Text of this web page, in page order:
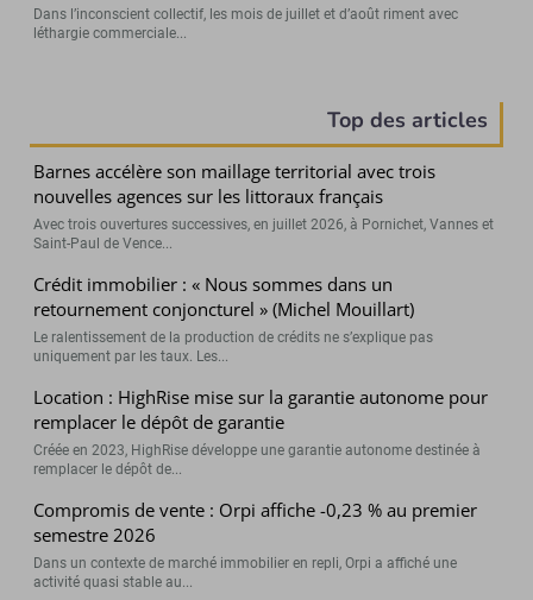
Dans l’inconscient collectif, les mois de juillet et d’août riment avec
léthargie commerciale...
Top des articles
Barnes accélère son maillage territorial avec trois
nouvelles agences sur les littoraux français
Avec trois ouvertures successives, en juillet 2026, à Pornichet, Vannes et
Saint-Paul de Vence...
Crédit immobilier : « Nous sommes dans un
retournement conjoncturel » (Michel Mouillart)
Le ralentissement de la production de crédits ne s’explique pas
uniquement par les taux. Les...
Location : HighRise mise sur la garantie autonome pour
remplacer le dépôt de garantie
Créée en 2023, HighRise développe une garantie autonome destinée à
remplacer le dépôt de...
Compromis de vente : Orpi affiche -0,23 % au premier
semestre 2026
Dans un contexte de marché immobilier en repli, Orpi a affiché une
activité quasi stable au...